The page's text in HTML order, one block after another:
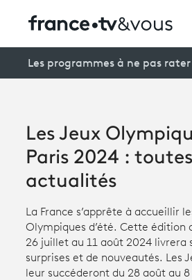
Creators
À la une
Participer et assister à une
À votre écoute
Productions et innovation
Les programmes à ne pas rater
Les Jeux
Paris 2024 :
actualités
La France s’apprête à accueillir
Olympiques d’été. Cette édition
26 juillet au 11 août 2024 livrera
surprises et de nouveautés. Les
leur succéderont du 28 août au